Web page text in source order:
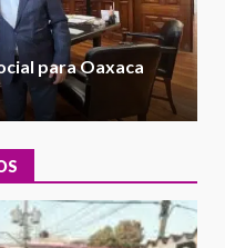
Ariadna Montiel
Salomón Jara
la consolidación
en
oaxaqueño
en San
Mazatlán
para Oaxaca